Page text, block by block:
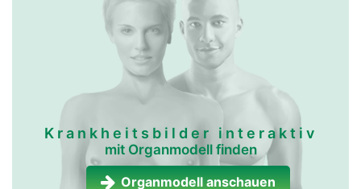
Krankheitsbilder interaktiv
mit Organmodell finden
Organmodell anschauen